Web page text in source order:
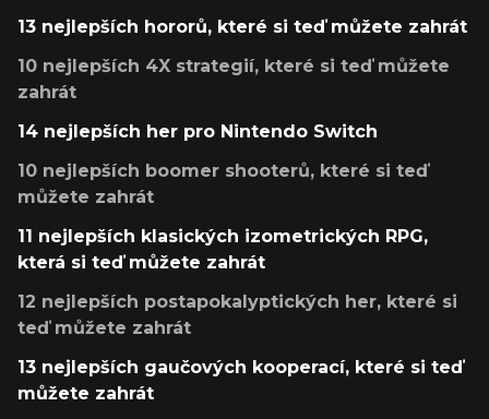
13 nejlepších hororů, které si teď můžete zahrát
10 nejlepších 4X strategií, které si teď můžete
zahrát
14 nejlepších her pro Nintendo Switch
10 nejlepších boomer shooterů, které si teď
můžete zahrát
11 nejlepších klasických izometrických RPG,
která si teď můžete zahrát
12 nejlepších postapokalyptických her, které si
teď můžete zahrát
13 nejlepších gaučových kooperací, které si teď
můžete zahrát